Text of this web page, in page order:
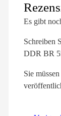
Es gibt
Schreiben
DDR BR
Sie müssen